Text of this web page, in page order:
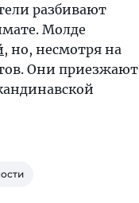
разбивают
Молде
, но, несмотря на
Они приезжают